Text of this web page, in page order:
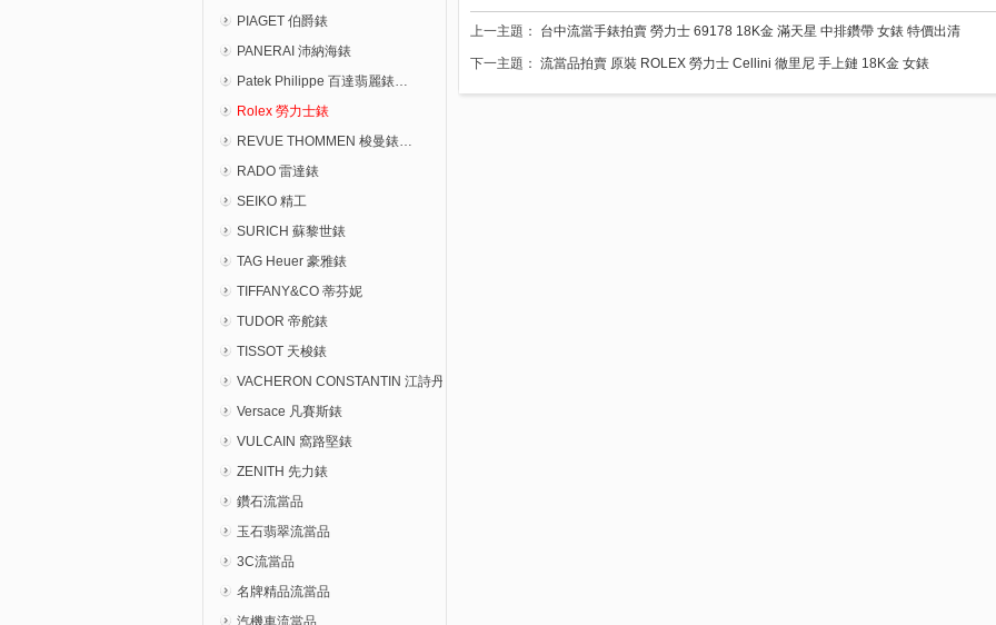
PIAGET 伯爵錶
PANERAI 沛納海錶
Patek Philippe 百達翡麗錶…
Rolex 勞力士錶
REVUE THOMMEN 梭曼錶…
RADO 雷達錶
SEIKO 精工
SURICH 蘇黎世錶
TAG Heuer 豪雅錶
TIFFANY&CO 蒂芬妮
TUDOR 帝舵錶
TISSOT 天梭錶
VACHERON CONSTANTIN 江詩丹頓錶…
Versace 凡賽斯錶
VULCAIN 窩路堅錶
ZENITH 先力錶
鑽石流當品
玉石翡翠流當品
3C流當品
名牌精品流當品
汽機車流當品
上一主題： 台中流當手錶拍賣 勞力士 69178 18K金 滿天星 中排鑽帶 女錶 特價出清
下一主題： 流當品拍賣 原裝 ROLEX 勞力士 Cellini 徹里尼 手上鏈 18K金 女錶